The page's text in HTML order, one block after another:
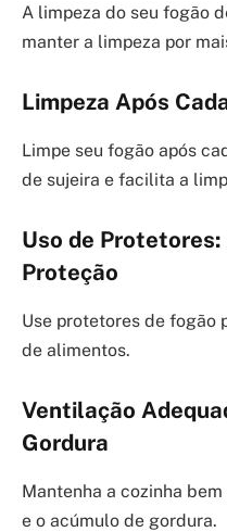
A limpeza do seu fogão
manter a limpeza por
Limpeza Após
Limpe seu fogão após
de sujeira e facilita a
Uso de
Proteção
Use protetores de fogão
de alimentos.
Ventilação
Gordura
Mantenha a cozinha
e o acúmulo de gordura.